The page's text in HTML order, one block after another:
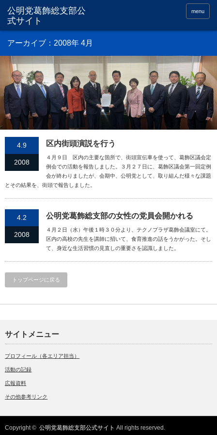
menu
アーカイブ：2008年 4月
4.9
2008
区内街頭演説を行う
４月９日 区内の主要な箇所で、街頭宣伝車を使って、葛飾区議会定
例会での活動を報告しました。３月２７日に、葛飾区議会第一回定例
会が終わりましたが、会期中、公明党として、取り組んだ様々な課題
とその結果を、街頭で報告しました。
4.2
2008
公明党葛飾総支部の女性の党員会開かれる
４月２日（水）午後１時３０分より、テクノプラザ葛飾会議室にて。
区内の高校の先生を講師に招いて、食育推進の話をうかがった。そし
て、身近な生活習慣の見直しの重要さを認識しました。
トップページに戻る
サイトメニュー
プロフィール（各エリア担当）
活動の記録
広報資料
その他参考リンク
Copyright © 公明党葛飾総支部公式サイト All rights reserved.